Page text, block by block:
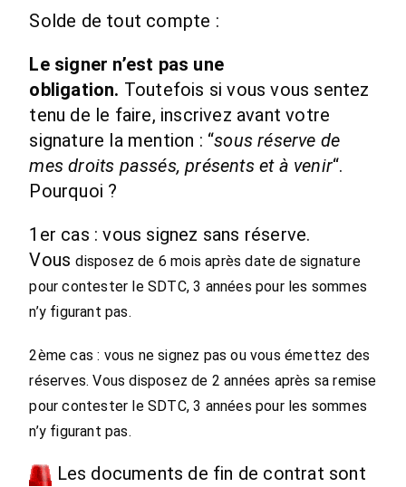
Solde de tout compte :
Le signer n’est pas une
obligation. Toutefois si vous vous sentez
tenu de le faire, inscrivez avant votre
signature la mention : “sous réserve de
mes droits passés, présents et à venir“.
Pourquoi ?
1er cas : vous signez sans réserve.
Vousdisposez de 6 mois après date de signature
pour contester le SDTC, 3 années pour les sommes
n’y figurant pas.
2ème cas : vous ne signez pas ou vous émettez des
réserves. Vous disposez de 2 années après sa remise
pour contester le SDTC,3 années pour les sommes
n’y figurant pas.
Les documents de fin de contrat sont